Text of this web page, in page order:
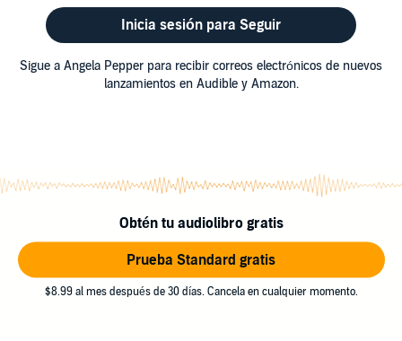
Inicia sesión para Seguir
Sigue a Angela Pepper para recibir correos electrónicos de nuevos
lanzamientos en Audible y Amazon.
Obtén tu audiolibro gratis
Prueba Standard gratis
$8.99 al mes después de 30 días. Cancela en cualquier momento.